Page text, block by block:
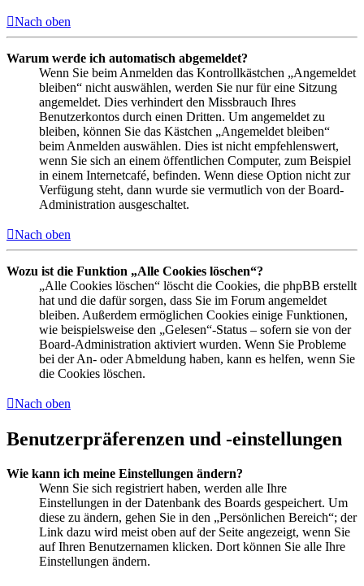
Nach oben
Warum werde ich automatisch abgemeldet?
Wenn Sie beim Anmelden das Kontrollkästchen „Angemeldet
bleiben“ nicht auswählen, werden Sie nur für eine Sitzung
angemeldet. Dies verhindert den Missbrauch Ihres
Benutzerkontos durch einen Dritten. Um angemeldet zu
bleiben, können Sie das Kästchen „Angemeldet bleiben“
beim Anmelden auswählen. Dies ist nicht empfehlenswert,
wenn Sie sich an einem öffentlichen Computer, zum Beispiel
in einem Internetcafé, befinden. Wenn diese Option nicht zur
Verfügung steht, dann wurde sie vermutlich von der Board-
Administration ausgeschaltet.
Nach oben
Wozu ist die Funktion „Alle Cookies löschen“?
„Alle Cookies löschen“ löscht die Cookies, die phpBB erstellt
hat und die dafür sorgen, dass Sie im Forum angemeldet
bleiben. Außerdem ermöglichen Cookies einige Funktionen,
wie beispielsweise den „Gelesen“-Status – sofern sie von der
Board-Administration aktiviert wurden. Wenn Sie Probleme
bei der An- oder Abmeldung haben, kann es helfen, wenn Sie
die Cookies löschen.
Nach oben
Benutzerpräferenzen und -einstellungen
Wie kann ich meine Einstellungen ändern?
Wenn Sie sich registriert haben, werden alle Ihre
Einstellungen in der Datenbank des Boards gespeichert. Um
diese zu ändern, gehen Sie in den „Persönlichen Bereich“; der
Link dazu wird meist oben auf der Seite angezeigt, wenn Sie
auf Ihren Benutzernamen klicken. Dort können Sie alle Ihre
Einstellungen ändern.